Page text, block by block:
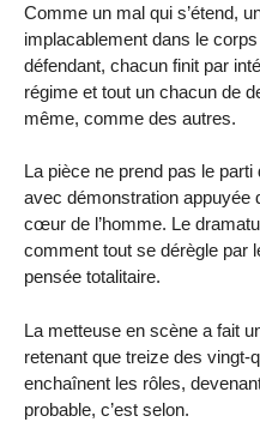
Comme un mal qui s’étend,
implacablement dans le
défendant, chacun finit par
régime et tout un chacun de
même, comme des autres.
La pièce ne prend pas le
avec démonstration appuyée
cœur de l’homme. Le
comment tout se dérègle par
pensée totalitaire.
La metteuse en scène a fait
retenant que treize des vingt-
enchaînent les rôles,
probable, c’est selon.